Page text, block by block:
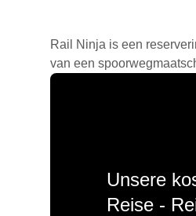
Rail Ninja is een
van een
Unsere
Reise -